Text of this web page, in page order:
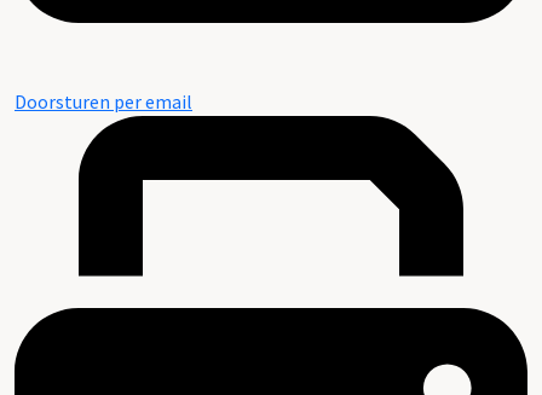
Doorsturen per email